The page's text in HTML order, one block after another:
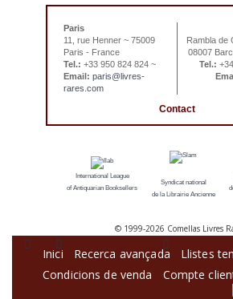
Paris
11, rue Henner ~ 75009
Paris - France
Tel.: +33 950 824 824 ~
Email: paris@livres-
rares.com
Rambla de
08007
Tel.:
Contact
International League
of Antiquarian Booksellers
Syndicat national
de la Librairie Ancienne
© 1999-2026 Comellas Livres
Inici Recerca avançada Llistes
Condicions de venda
Compte